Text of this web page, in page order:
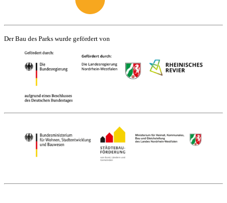
Der Bau des Parks wurde gefördert von